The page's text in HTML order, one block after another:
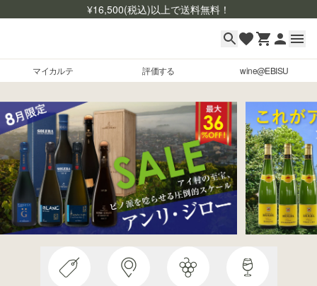
¥16,500(税込)以上で送料無料！
マイカルテ 評価する wine@EBISU
マイカルテ
評価する
wine@EBISU
商品検索
ログイン
ご利用ガイド
よくあるご質問